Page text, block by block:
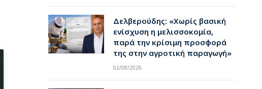
Δελβερούδης: «Χωρίς βασική
ενίσχυση η μελισσοκομία,
παρά την κρίσιμη προσφορά
της στην αγροτική παραγωγή»
02/08/2026